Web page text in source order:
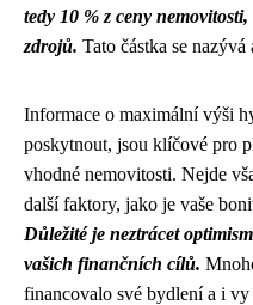
tedy 10 % z ceny
zdrojů. Tato částka se nazývá
Informace o maximální výši
poskytnout, jsou klíčové pro
vhodné nemovitosti. Nejde
další faktory, jako je vaše
Důležité je neztrácet
vašich finančních cílů.
financovalo své bydlení a i vy